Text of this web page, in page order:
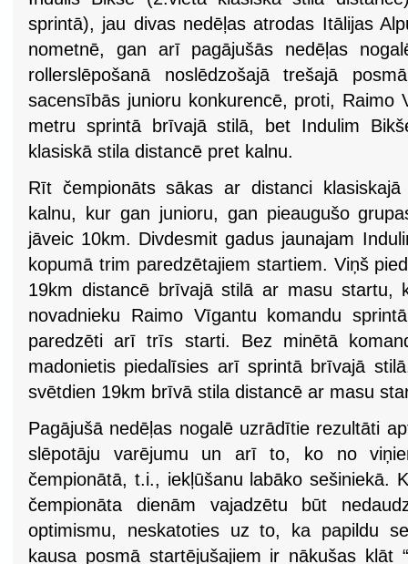
sprintā), jau divas nedēļas atrodas Itālijas
nometnē, gan arī pagājušās nedēļas
rollerslēpošanā noslēdzošajā trešajā
sacensībās junioru konkurencē, proti, Raimo
metru sprintā brīvajā stilā, bet Indulim
klasiskā stila distancē pret kalnu.
Rīt čempionāts sākas ar distanci
kalnu, kur gan junioru, gan pieaugušo
jāveic 10km. Divdesmit gadus jaunajam
kopumā trim paredzētajiem startiem. Viņš
19km distancē brīvajā stilā ar masu startu,
novadnieku Raimo Vīgantu komandu
paredzēti arī trīs starti. Bez minētā
madonietis piedalīsies arī sprintā brīvajā
svētdien 19km brīvā stila distancē ar masu
Pagājušā nedēļas nogalē uzrādītie rezultāti
slēpotāju varējumu un arī to, ko no
čempionātā, t.i., iekļūšanu labāko sešiniekā.
čempionāta dienām vajadzētu būt
optimismu, neskatoties uz to, ka papildu
kausa posmā startējušajiem ir nākušas klāt